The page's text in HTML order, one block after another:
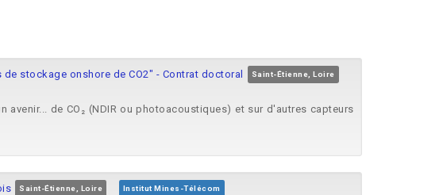
stockage onshore de CO2" - Contrat doctoral
Saint-Étienne, Loire
de CO₂ (NDIR ou photoacoustiques) et sur d'autres capteurs
Saint-Étienne, Loire Institut Mines-Télécom